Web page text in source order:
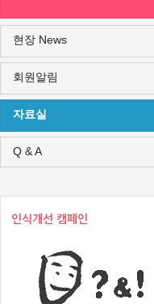
현장 News
회원알림
자료실
Q & A
인식개선 캠페인